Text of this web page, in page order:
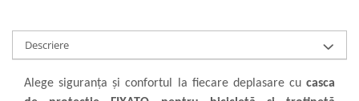
Descriere
Alege siguranța și confortul la fiecare deplasare cu casca